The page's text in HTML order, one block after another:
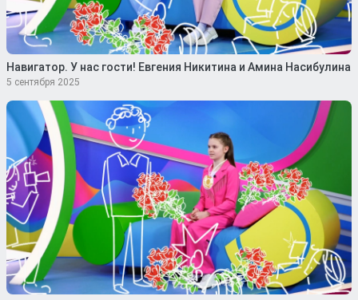
Навигатор. У нас гости! Евгения Никитина и Амина Насибулина
5 сентября 2025